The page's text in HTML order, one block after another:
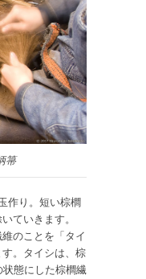
箒
作り。短い棕櫚
ていきます。
のことを「タイ
。タイシは、棕
態にした棕櫚繊